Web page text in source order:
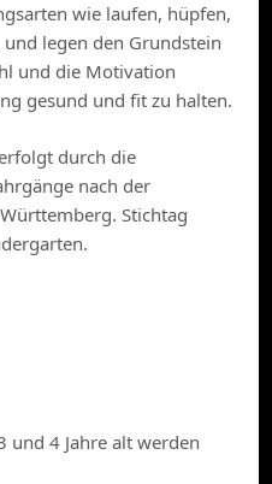
wie laufen, hüpfen,
legen den Grundstein
und die Motivation
gesund und fit zu halten.
durch die
nach der
Stichtag
und 4 Jahre alt werden